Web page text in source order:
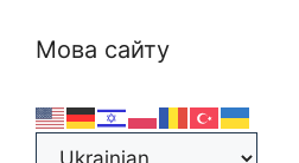
Мова сайту